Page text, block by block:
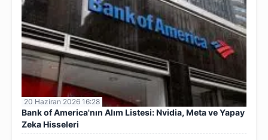
20 Haziran 2026 16:28
Bank of America'nın Alım Listesi: Nvidia, Meta ve Yapay
Zeka Hisseleri